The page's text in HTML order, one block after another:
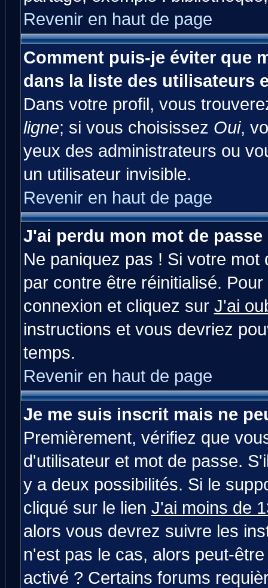
Revenir en haut de page
Comment puis-je éviter que
dans la liste des utilisateurs
Dans votre profil, vous
ligne; si vous choisissez Oui,
yeux des administrateurs ou
un utilisateur invisible.
Revenir en haut de page
J'ai perdu mon mot de passe
Ne paniquez pas ! Si votre
par contre être réinitialisé.
connexion et cliquez sur J'ai
instructions et vous devriez
temps.
Revenir en haut de page
Je me suis inscrit mais ne
Premièrement, vérifiez que
d'utilisateur et mot de passe.
y a deux possibilités. Si le
cliqué sur le lien J'ai moins de
alors vous devrez suivre les
n'est pas le cas, alors peut-
activé ? Certains forums